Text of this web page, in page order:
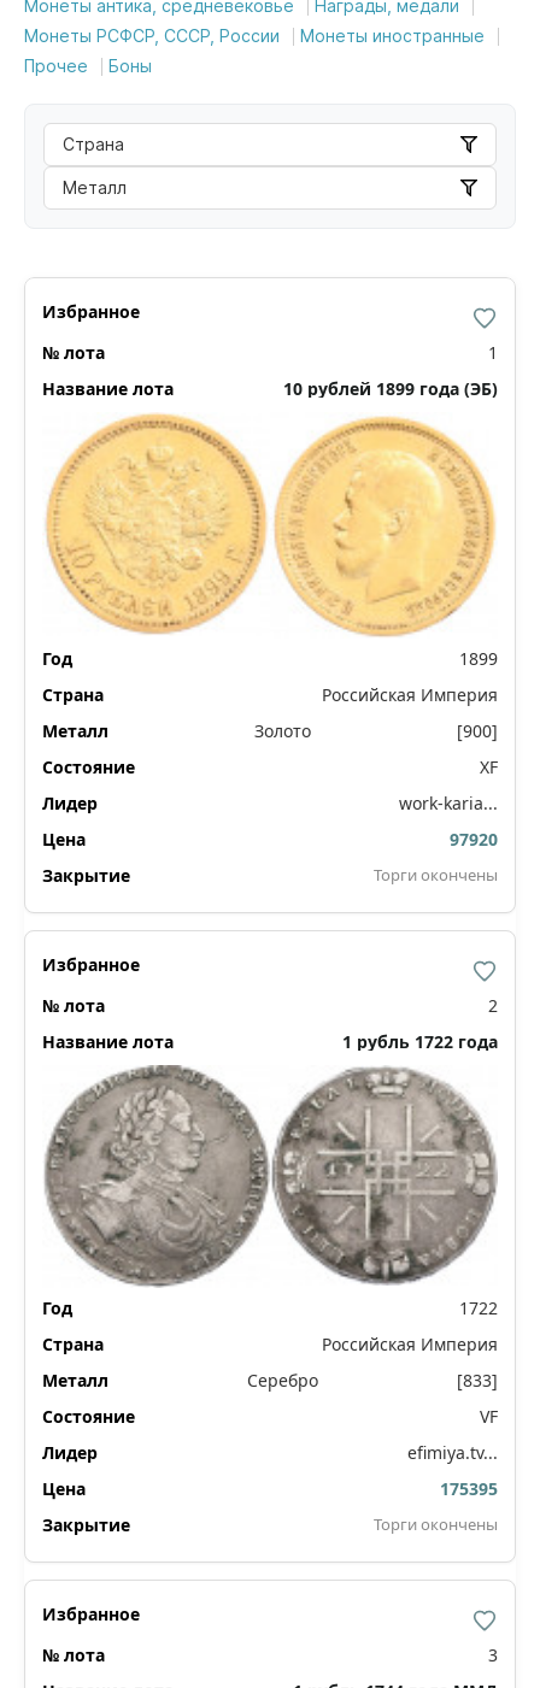
Монеты антика, средневековье
Награды, медали
Монеты РСФСР, СССР, России
Монеты иностранные
Прочее
Боны
Страна
Металл
1
10 рублей 1899 года (ЭБ)
1899
Российская Империя
Золото
[900]
XF
work-karia...
97920
Торги окончены
2
1 рубль 1722 года
1722
Российская Империя
Серебро
[833]
VF
efimiya.tv...
175395
Торги окончены
3